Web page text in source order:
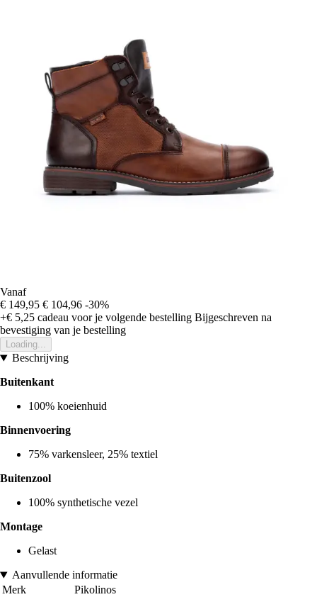
Vanaf
€ 149,95 € 104,96 -30%
+€ 5,25 cadeau voor je volgende bestelling Bijgeschreven na
bevestiging van je bestelling
Loading...
Beschrijving
Buitenkant
100% koeienhuid
Binnenvoering
75% varkensleer, 25% textiel
Buitenzool
100% synthetische vezel
Montage
Gelast
Aanvullende informatie
Merk
Pikolinos